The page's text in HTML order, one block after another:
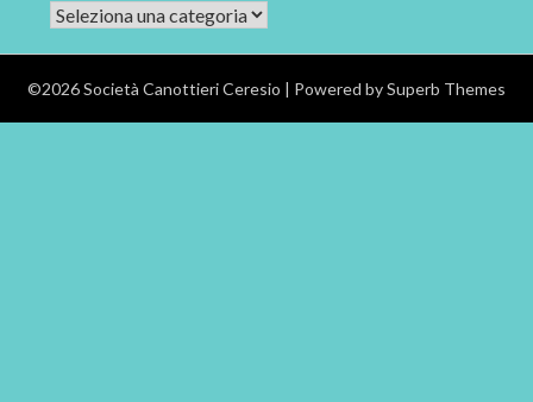
CATEGORIE
©2026 Società Canottieri Ceresio | Powered bySuperb Themes